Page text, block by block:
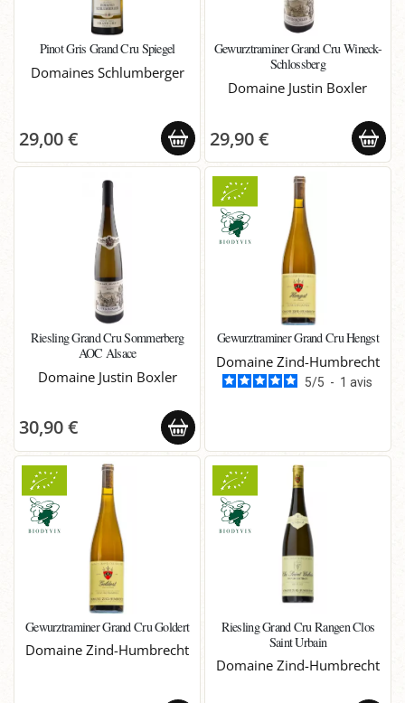
Pinot Gris Grand Cru Spiegel
Domaines Schlumberger
29,00 €
Gewurztraminer Grand Cru Wineck-
Schlossberg
Domaine Justin Boxler
29,90 €
Riesling Grand Cru Sommerberg
AOC Alsace
Domaine Justin Boxler
30,90 €
Gewurztraminer Grand Cru Hengst
Domaine Zind-Humbrecht
5/5 - 1avis
Gewurztraminer Grand Cru Goldert
Domaine Zind-Humbrecht
Riesling Grand Cru Rangen Clos
Saint Urbain
Domaine Zind-Humbrecht